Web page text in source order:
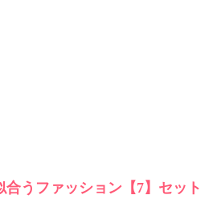
うファッション【7】セット